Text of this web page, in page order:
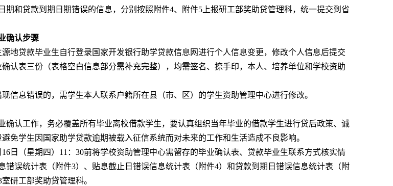
期和贷款到期日期错误的信息，分别按照附件4、附件5上报研工部奖助贷管理科，统一提交到省
确认步骤
地贷款毕业生自行登录国家开发银行助学贷款信息网进行个人信息变更，修改个人信息后提交
认表三份（表格空白信息部分需补充完整），均需签名、捺手印，本人、培养单位和学校资助
信息错误的，需学生本人联系户籍所在县（市、区）的学生资助管理中心进行修改。
确认工作，务必覆盖所有毕业离校借款学生，要认真组织当年毕业的借款学生进行贷后政策、诚
免学生因国家助学贷款逾期被载入征信系统而对未来的工作和生活造成不良影响。
16日（星期四）11：30前将学校资助管理中心需留存的毕业确认表、贷款毕业生联系方式核实情
错误统计表（附件3）、贴息截止日错误信息统计表（附件4）和贷款到期日错误信息统计表（附
研工部奖助贷管理科。